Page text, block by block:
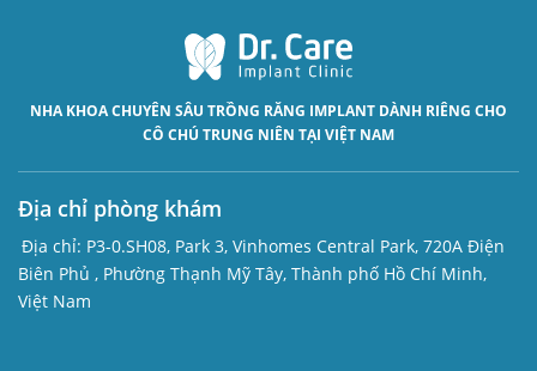
NHA KHOA CHUYÊN SÂU TRỒNG RĂNG IMPLANT DÀNH RIÊNG CHO
CÔ CHÚ TRUNG NIÊN TẠI VIỆT NAM
Địa chỉ phòng khám
Địa chỉ: P3-0.SH08, Park 3, Vinhomes Central Park, 720A Điện
Biên Phủ , Phường Thạnh Mỹ Tây, Thành phố Hồ Chí Minh,
Việt Nam